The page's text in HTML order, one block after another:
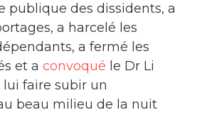
publique des dissidents, a
a harcelé les
a fermé les
et a convoqué le Dr Li
faire subir un
beau milieu de la nuit